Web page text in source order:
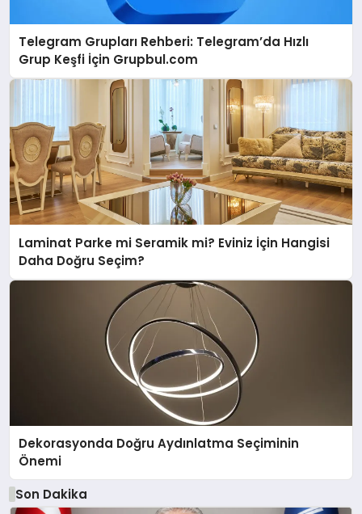
Telegram Grupları Rehberi: Telegram’da Hızlı
Grup Keşfi İçin Grupbul.com
Laminat Parke mi Seramik mi? Eviniz İçin Hangisi
Daha Doğru Seçim?
Dekorasyonda Doğru Aydınlatma Seçiminin
Önemi
Son Dakika